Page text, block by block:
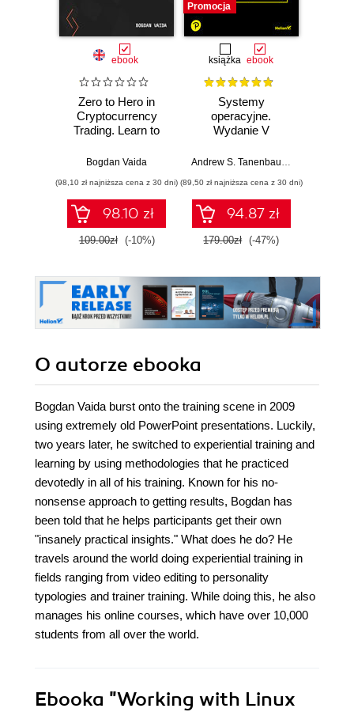
ebook
Zero to Hero in
Cryptocurrency
Trading. Learn to
centralized
understand trading
psychology, and
implement a
trading algorithm
Bogdan Vaida
(98,10 zł najniższa cena z 30 dni)
98.10 zł
109.00zł (-10%)
Promocja
książka ebook
Systemy
operacyjne.
Wydanie V
Andrew S. Tanenbaum,
(89,50 zł najniższa cena z 30 dni)
94.87 zł
179.00zł (-47%)
O autorze ebooka
Bogdan Vaida burst onto the training scene in 2009
using extremely old PowerPoint presentations. Luckily,
two years later, he switched to experiential training and
learning by using methodologies that he practiced
devotedly in all of his training. Known for his no-
nonsense approach to getting results, Bogdan has
been told that he helps participants get their own
"insanely practical insights." What does he do? He
travels around the world doing experiential training in
fields ranging from video editing to personality
typologies and trainer training. While doing this, he also
manages his online courses, which have over 10,000
students from all over the world.
Ebooka "Working with Linux